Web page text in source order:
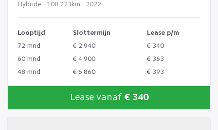
Hybride · 108.223km · 2022
Looptijd Slottermijn
Lease p/m
72 mnd
€ 2.940
€ 340
60 mnd
€ 4.900
€ 363
48 mnd
€ 6.860 € 393
Lease vanaf € 340